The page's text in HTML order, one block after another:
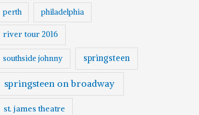
perth philadelphia
river tour 2016
southside johnny springsteen
springsteen on broadway
st. james theatre